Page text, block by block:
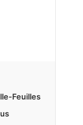
Feuilles